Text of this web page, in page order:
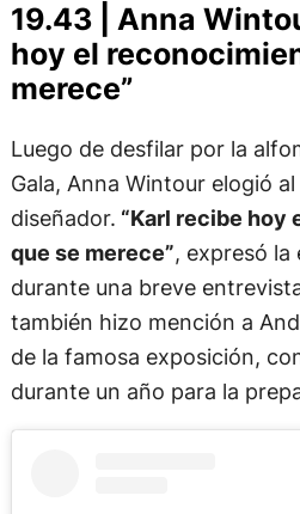
19.43 | Anna
hoy el
merece”
Luego de desfilar por la
Gala, Anna Wintour elogió
diseñador. “Karl recibe hoy
que se merece”, expresó la
durante una breve
también hizo mención a
de la famosa exposición,
durante un año para la